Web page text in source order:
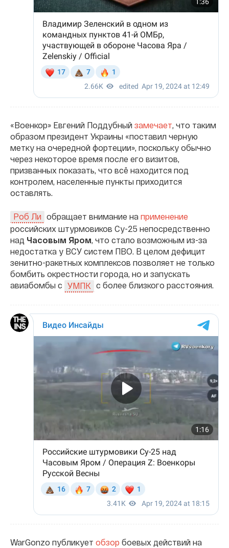
«Военкор» Евгений Поддубный замечает , что таким
образом президент Украины «поставил черную
метку на очередной фортеции», поскольку обычно
через некоторое время после его визитов,
призванных показать, что всё находится под
контролем, населенные пункты приходится
оставлять.
Роб Ли обращает внимание на применение
российских штурмовиков Су-25 непосредственно
над Часовым Яром, что стало возможным из-за
недостатка у ВСУ систем ПВО. В целом дефицит
зенитно-ракетных комплексов позволяет не только
бомбить окрестности города, но и запускать
авиабомбы с УМПК с более близкого расстояния.
WarGonzo публикует обзор боевых действий на